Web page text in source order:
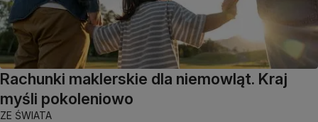
Rachunki maklerskie dla niemowląt. Kraj
myśli pokoleniowo
ZE ŚWIATA